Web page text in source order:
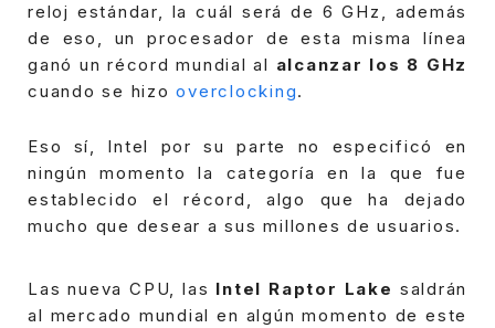
reloj estándar, la cuál será de 6 GHz, además
de eso, un procesador de esta misma línea
ganó un récord mundial al alcanzar los 8 GHz
cuando se hizooverclocking.
Eso sí, Intel por su parte no especificó en
ningún momento la categoría en la que fue
establecido el récord, algo que ha dejado
mucho que desear a sus millones de usuarios.
Las nueva CPU, las Intel Raptor Lake saldrán
al mercado mundial en algún momento de este